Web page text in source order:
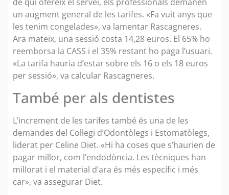
un augment general de les tarifes. «Fa vuit anys que
les tenim congelades», va lamentar Rascagneres.
Ara mateix, una sessió costa 14,28 euros. El 65% ho
reemborsa la CASS i el 35% restant ho paga l’usuari.
«La tarifa hauria d’estar sobre els 16 o els 18 euros
per sessió», va calcular Rascagneres.
També per als dentistes
L’increment de les tarifes també és una de les
demandes del Col·legi d’Odontòlegs i Estomatòlegs,
liderat per Celine Diet. «Hi ha coses que s’haurien de
pagar millor, com l’endodòncia. Les tècniques han
millorat i el material d’ara és més específic i més
car», va assegurar Diet.